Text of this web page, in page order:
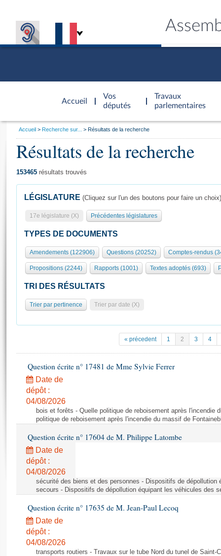
Accueil
d'accueil
Vos
députés
Travaux
parlementaires
Présidence
577 députés
Groupes politiques
Séance publique
Commissions et autres organes
Europe et International
Pétitions
Projets de loi
Propositions de loi
Amendements
Textes adoptés
Rapports législatifs
Rapports sur l'application des lois
Baromètre de l’application des lois
Dossiers législatifs
Budget et sécurité sociale
Questions écrites et orales
Comptes rendus des débats
Général
Rôle et pouvoirs de l'Assemblée
Organisation de l'Assemblée
Présidence Conférence des Présidents Bureau Collège des
Statistiques et chiffres clés
( Constitution | Règlement de l'Assemblée ... )
Histoire
Juniors
Anciennes législatures
Visiter l'Assemblée
Visite virtuelle du palais Bourbon
Assister à une séance
Contacts et plan d'accès
Photos libres de droit
Vous
Accueil Recherche sur... Résultats de la recherche
Résultats de la recherche
153465 résultats trouvés
LÉGISLATURE (Cliquez sur l'un des boutons pour faire un choix)
17e législature (X) Précédentes législatures
TYPES DE DOCUMENTS
Amendements (122906) Questions (20252) Comptes-rendus
Propositions (2244) Rapports (1001) Textes adoptés (693)
TRI DES RÉSULTATS
Trier par pertinence Trier par date (X)
« précedent 1 2 3 4
Question écrite n° 17481 de Mme Sylvie Ferrer
Date de
dépôt :
04/08/2026
bois et forêts - Quelle politique de reboisement après l'incendie
politique de reboisement après l'incendie du massif de
Question écrite n° 17604 de M. Philippe Latombe
Date de
dépôt :
04/08/2026
sécurité des biens et des personnes - Dispositifs de
secours - Dispositifs de dépollution équipant les véhicules des
Question écrite n° 17635 de M. Jean-Paul Lecoq
Date de
dépôt :
04/08/2026
transports routiers - Travaux sur le tube Nord du tunel de Saint-